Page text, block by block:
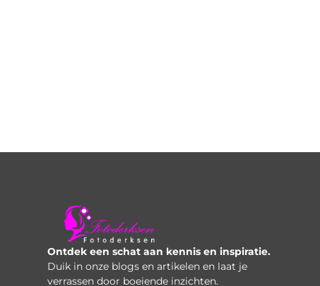
Ontdek een schat aan kennis en inspiratie.
Duik in onze blogs en artikelen en laat je
verrassen door boeiende inzichten.